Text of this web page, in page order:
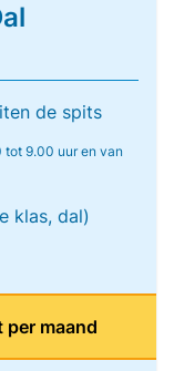
de spits
tot 9.00 uur en van
klas, dal)
maand